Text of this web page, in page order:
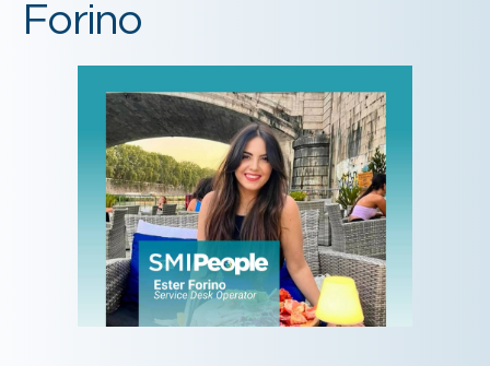
Forino